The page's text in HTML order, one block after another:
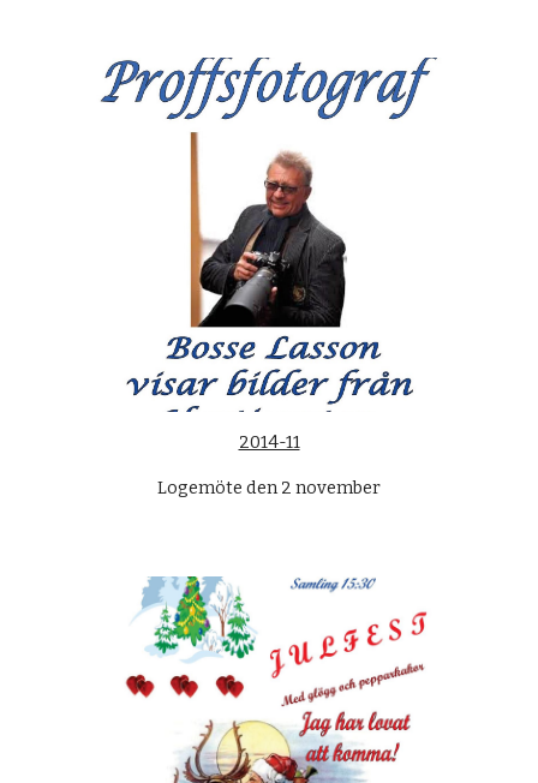
2014-11
Logemöte den 2 november